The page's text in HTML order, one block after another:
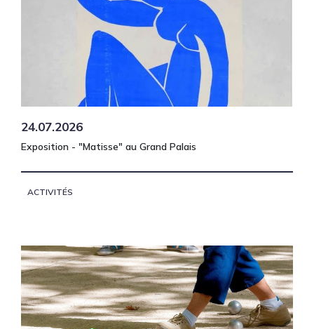
24.07.2026
Exposition - "Matisse" au Grand Palais
ACTIVITÉS